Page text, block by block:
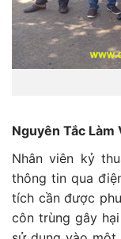
Nguyên Tắc Làm
Nhân viên kỷ
thông tin qua
tích cần được
côn trùng gây